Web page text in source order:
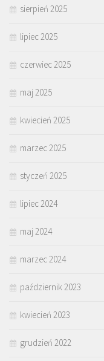
sierpień 2025
lipiec 2025
czerwiec 2025
maj 2025
kwiecień 2025
marzec 2025
styczeń 2025
lipiec 2024
maj 2024
marzec 2024
październik 2023
kwiecień 2023
grudzień 2022